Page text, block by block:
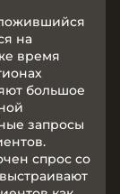
на
время
большое
запросы
спрос со